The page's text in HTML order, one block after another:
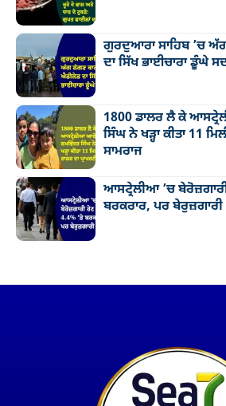
ਗੁਰਦੁਆਰਾ ਸਾਹਿਬ ’ਚ
ਦਾ ਸਿੱਖ ਭਾਈਚਾਰਾ ਡੂੰਘੇ
1800 ਡਾਲਰ ਲੈ ਕੇ
ਸਿੰਘ ਨੇ ਖੜ੍ਹਾ ਕੀਤਾ 11
ਸਾਮਰਾਜ
ਆਸਟ੍ਰੇਲੀਆ ’ਚ
ਬਰਕਰਾਰ, ਪਰ ਬੇਰੁਜ਼ਗਾਰੀ